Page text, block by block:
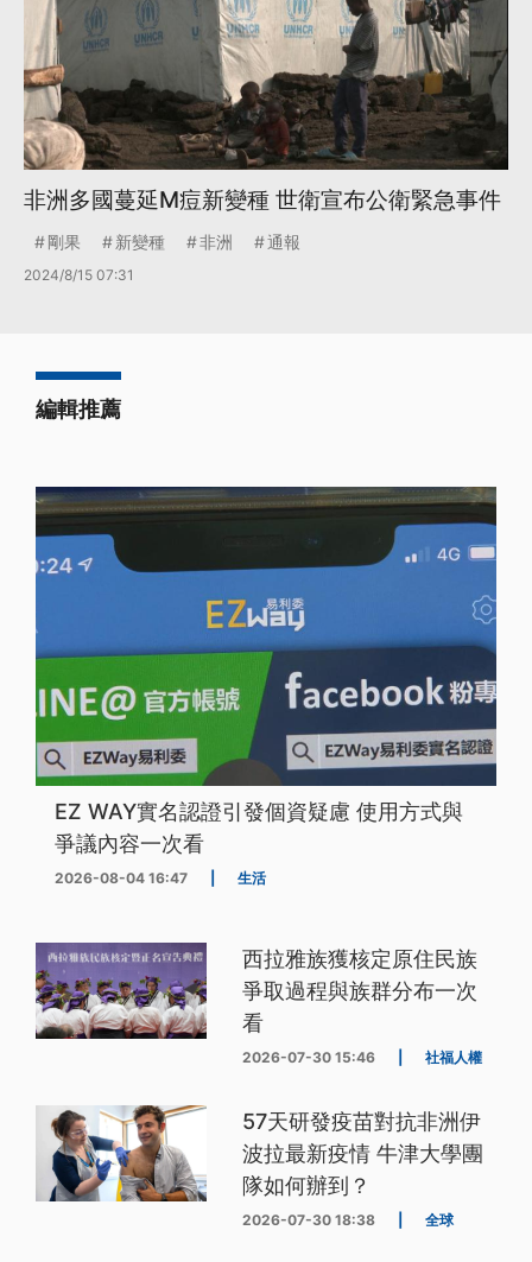
非洲多國蔓延M痘新變種 世衛宣布公衛緊急事件
剛果 新變種 非洲 通報
2024/8/15 07:31
編輯推薦
EZ WAY實名認證引發個資疑慮 使用方式與
爭議內容一次看
2026-08-04 16:47 生活
西拉雅族獲核定原住民族
爭取過程與族群分布一次
看
2026-07-30 15:46 社福人權
57天研發疫苗對抗非洲伊
波拉最新疫情 牛津大學團
隊如何辦到？
2026-07-30 18:38 全球